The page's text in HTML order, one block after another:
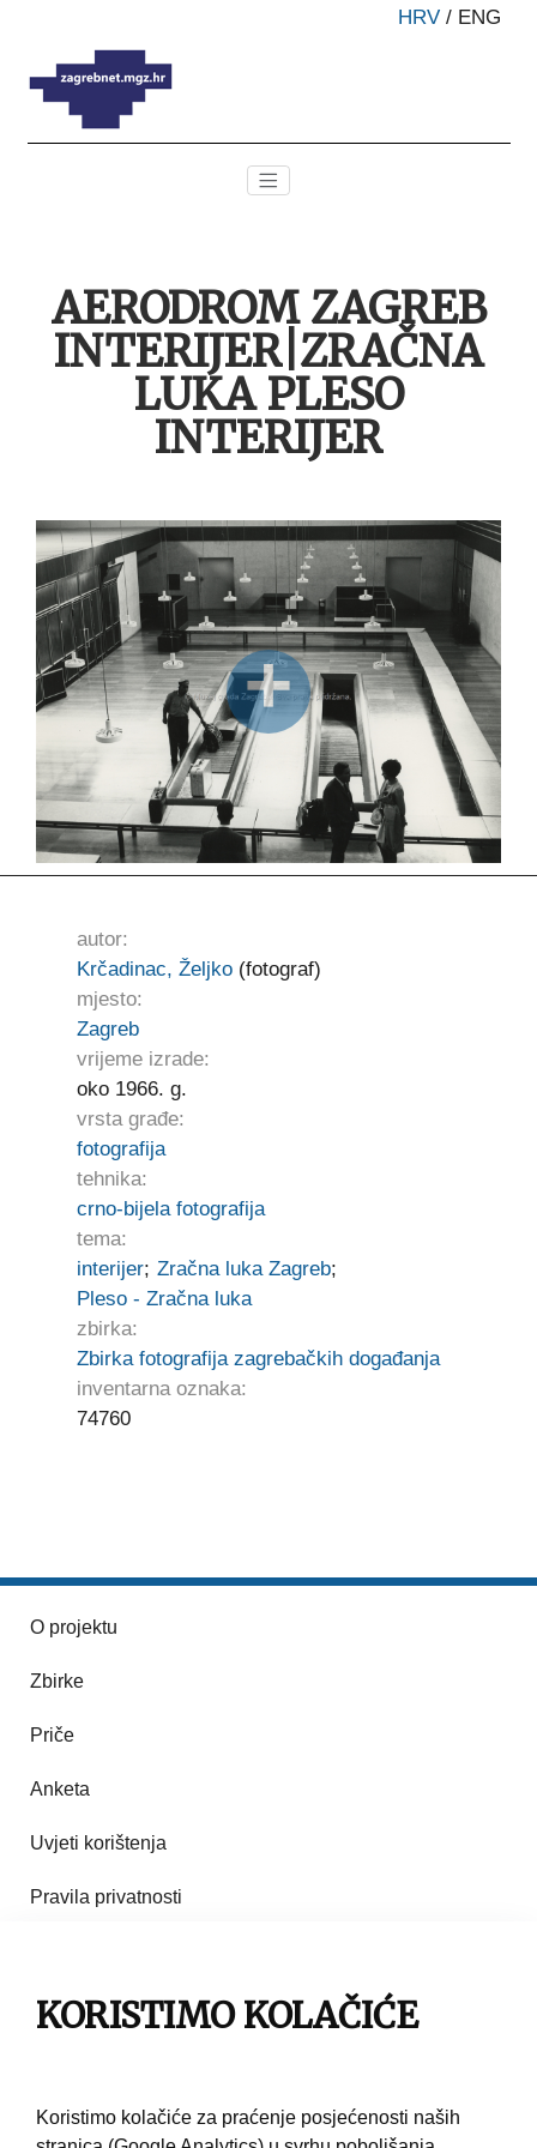
HRV / ENG
AERODROM ZAGREB
INTERIJER|ZRAČNA
LUKA PLESO
INTERIJER
autor:
Krčadinac, Željko(fotograf)
mjesto:
Zagreb
vrijeme izrade:
oko 1966. g.
vrsta građe:
fotografija
tehnika:
crno-bijela fotografija
tema:
interijer; Zračna luka Zagreb;
Pleso - Zračna luka
zbirka:
Zbirka fotografija zagrebačkih događanja
inventarna oznaka:
74760
O projektu
Zbirke
Priče
Anketa
Uvjeti korištenja
Pravila privatnosti
Pravila korištenja
KORISTIMO KOLAČIĆE
Koristimo kolačiće za praćenje posjećenosti naših